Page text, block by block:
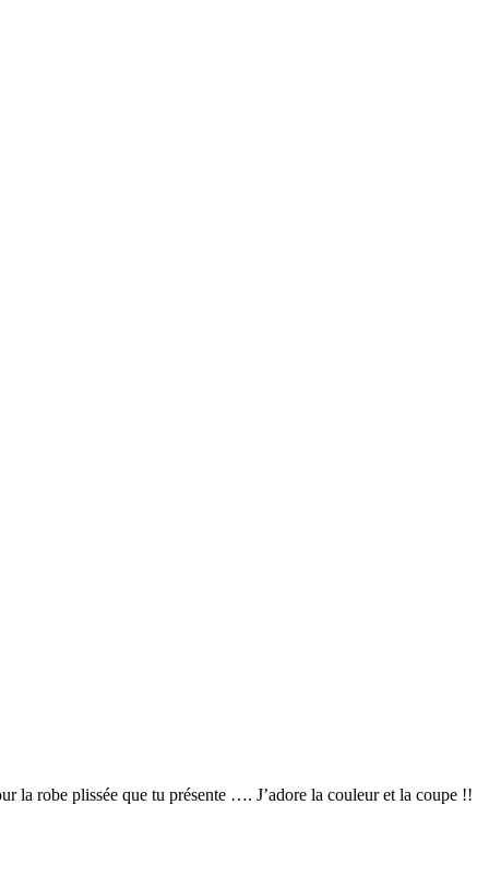
la robe plissée que tu présente …. J’adore la couleur et la coupe !!